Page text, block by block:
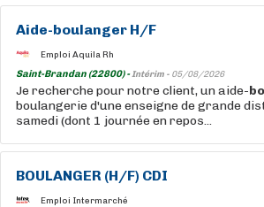
Aide-boulanger H/F
Emploi Aquila Rh
Saint-Brandan (22800) -Intérim - 05/08/2026
Je recherche pour notre client, un aide-
boulangerie d'une enseigne de grande
samedi (dont 1 journée en repos...
BOULANGER (H/F) CDI
Emploi Intermarché